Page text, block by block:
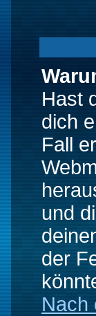
Hast
dich
Fall
und
der
Nach